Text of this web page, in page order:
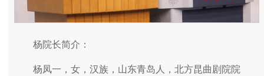
杨院长简介：
杨凤一，女，汉族，山东青岛人，北方昆曲剧院院